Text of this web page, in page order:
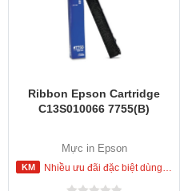
Ribbon Epson Cartridge
C13S010066 7755(B)
Mực in Epson
Nhiều ưu đãi đặc biệt dùng cho khách hàng đặt mua ngay trong hôm nay